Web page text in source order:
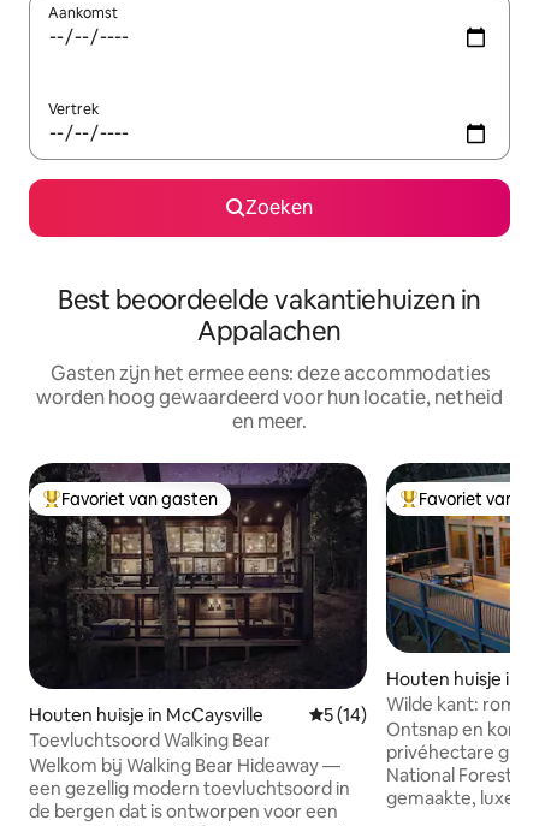
Aankomst
Vertrek
Zoeken
Best beoordeelde vakantiehuizen in
Appalachen
Gasten zijn het ermee eens: deze accommodaties
worden hoog gewaardeerd voor hun locatie, netheid
en meer.
Topfavoriet van gasten
Favoriet van gasten
Houten huisje in McCaysville Gemiddelde beoordeling
5 (14)
Toevluchtsoord Walking Bear
Welkom bij Walking Bear Hideaway —
een gezellig modern toevluchtsoord in
de bergen dat is ontworpen voor een
Topfavoriet van
Favoriet van
Houten huisje in
Wilde kant:
Blowing Rock
Ontsnap en kom
privéhectare
National Forest.
gemaakte, luxe